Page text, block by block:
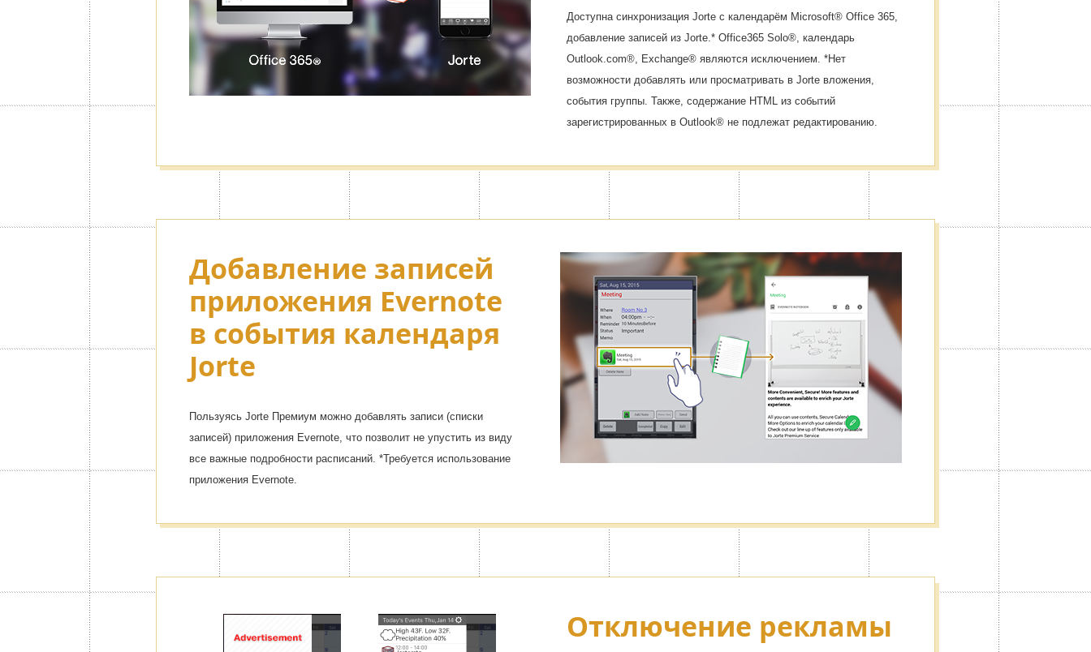
Доступна синхронизация Jorte с календарём Microsoft® Office 365,
добавление записей из Jorte.* Office365 Solo®, календарь
Outlook.com®, Exchange® являются исключением. *Нет
возможности добавлять или просматривать в Jorte вложения,
события группы. Также, содержание HTML из событий
зарегистрированных в Outlook® не подлежат редактированию.
Добавление записей
приложения Evernote
в события календаря
Jorte
Пользуясь Jorte Премиум можно добавлять записи (списки
записей) приложения Evernote, что позволит не упустить из виду
все важные подробности расписаний. *Требуется использование
приложения Evernote.
Отключение рекламы
Функция блокировки открытия календаря. От посторонних глаз
можно заблокировать выбранные дневники, календари и
конфиденциальные данные.